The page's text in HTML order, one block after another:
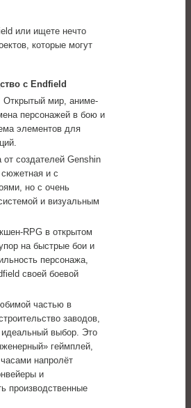
или ищете нечто
которые могут
с Endfield
Открытый мир, аниме-
персонажей в бою и
элементов для
создателей Genshin
и с
но с очень
и визуальным
RPG в открытом
на быстрые бои и
персонажа,
своей боевой
частью в
заводов,
выбор. Это
геймплей,
напролёт
и
производственные